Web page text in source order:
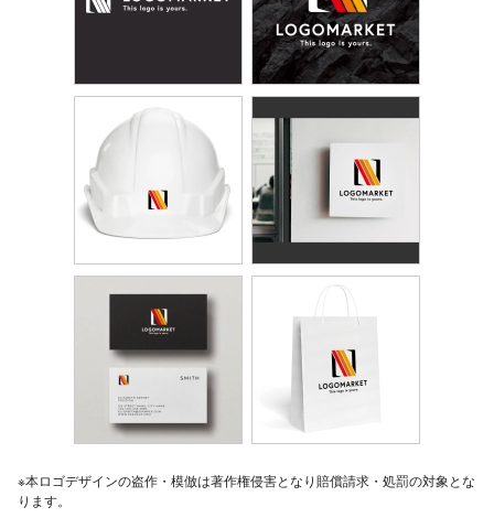
※本ロゴデザインの盗作・模倣は著作権侵害となり賠償請求・処罰の対象とな
ります。